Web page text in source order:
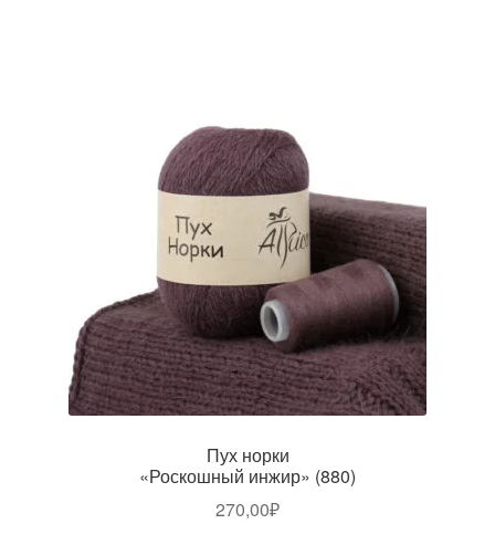
Пух норки
«Роскошный инжир» (880)
270,00₽